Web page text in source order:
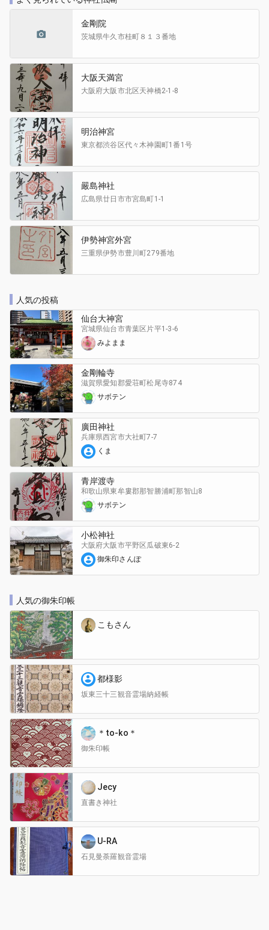
金剛院
茨城県牛久市桂町８１３番地
大阪天満宮
大阪府大阪市北区天神橋2-1-8
明治神宮
東京都渋谷区代々木神園町1番1号
嚴島神社
広島県廿日市市宮島町1-1
伊勢神宮外宮
三重県伊勢市豊川町279番地
人気の投稿
仙台大神宮
宮城県仙台市青葉区 片平1-3-6
みよまま
金剛輪寺
滋賀県愛知郡愛荘町松尾寺874
サボテン
廣田神社
兵庫県西宮市大社町7-7
くま
青岸渡寺
和歌山県東牟婁郡那智勝浦町那智山8
サボテン
小松神社
大阪府大阪市平野区 瓜破東6-2
御朱印さんぽ
人気の御朱印帳
こもさん
都様影
坂東三十三観音霊場納経帳
＊to-ko＊
御朱印帳
Jecy
直書き神社
U-RA
石見曼荼羅観音霊場